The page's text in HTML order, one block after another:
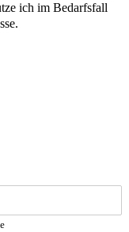
ich im Bedarfsfall